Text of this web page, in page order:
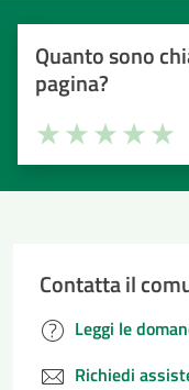
Quanto sono
pagina?
Valuta la chiarezza
Seleziona il
Valuta 4
Valuta 3
Valuta 2 stelle
Valuta 1 stelle su 5
Contatta il
Leggi le
Richiedi